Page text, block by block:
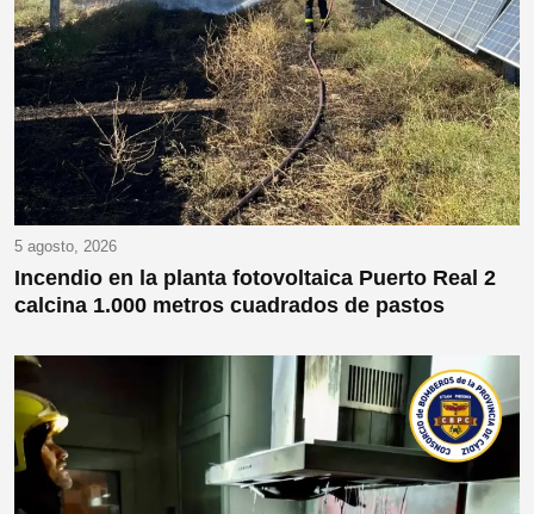
5 agosto, 2026
Incendio en la planta fotovoltaica Puerto Real 2
calcina 1.000 metros cuadrados de pastos